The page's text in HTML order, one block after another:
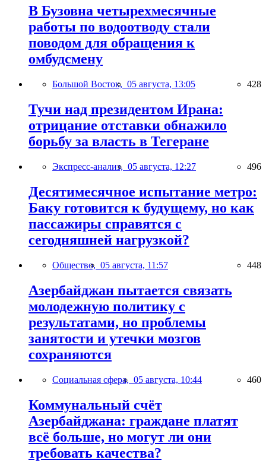
В Бузовна четырехмесячные
работы по водоотводу стали
поводом для обращения к
омбудсмену
Большой Восток, 05 августа, 13:05 428
Тучи над президентом Ирана:
отрицание отставки обнажило
борьбу за власть в Тегеране
Экспресс-анализ, 05 августа, 12:27 496
Десятимесячное испытание метро:
Баку готовится к будущему, но как
пассажиры справятся с
сегодняшней нагрузкой?
Общество, 05 августа, 11:57 448
Азербайджан пытается связать
молодежную политику с
результатами, но проблемы
занятости и утечки мозгов
сохраняются
Социальная сфера, 05 августа, 10:44 460
Коммунальный счёт
Азербайджана: граждане платят
всё больше, но могут ли они
требовать качества?